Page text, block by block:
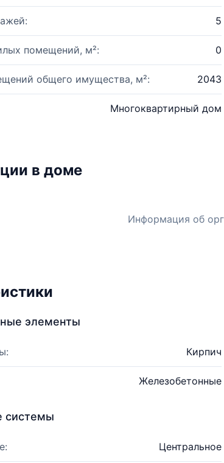
5
помещений, м²: 0
общего имущества, м²: 2043
Многоквартирный дом
в доме
Информация об
элементы
Кирпич
Железобетонные
системы
Центральное